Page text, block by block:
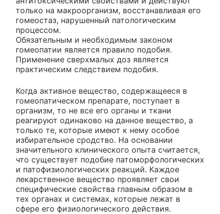
только на макроорганизм, восстанавливая его
гомеостаз, нарушенный патологическим
процессом.
Обязательным и необходимым законом
гомеопатии является правило подобия.
Применение сверхмалых доз является
практическим следствием подобия.
Когда активное вещество, содержащееся в
гомеопатическом препарате, поступает в
организм, то не все его органы и ткани
реагируют одинаково на данное вещество, а
только те, которые имеют к нему особое
избирательное сродство. На основании
значительного клинического опыта считается,
что существует подобие патоморфологических
и патофизиологических реакций. Каждое
лекарственное вещество проявляет свои
специфические свойства главным образом в
тех органах и системах, которые лежат в
сфере его физиологического действия.